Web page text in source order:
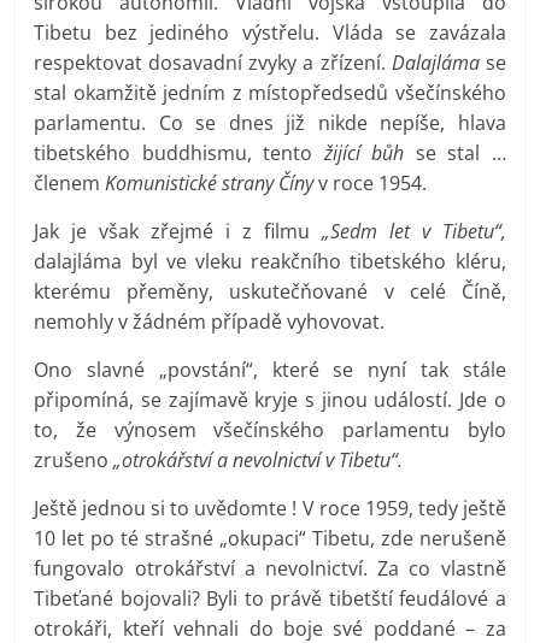
Tibetu bez jediného výstřelu. Vláda se zavázala
respektovat dosavadní zvyky a zřízení. Dalajlámase
stal okamžitě jedním z místopředsedů všečínského
parlamentu. Co se dnes již nikde nepíše, hlava
tibetského buddhismu, tentožijící bůh se stal …
členemKomunistické strany Čínyv roce 1954.
Jak je však zřejmé i z filmu „Sedm let v Tibetu“,
dalajláma byl ve vleku reakčního tibetského kléru,
kterému přeměny, uskutečňované v celé Číně,
nemohly v žádném případě vyhovovat.
Ono slavné „povstání“, které se nyní tak stále
připomíná, se zajímavě kryje s jinou událostí. Jde o
to, že výnosem všečínského parlamentu bylo
zrušeno„otrokářství a nevolnictví v Tibetu“.
Ještě jednou si to uvědomte ! V roce 1959, tedy ještě
10 let po té strašné „okupaci“ Tibetu, zde nerušeně
fungovalo otrokářství a nevolnictví. Za co vlastně
Tibeťané bojovali? Byli to právě tibetští feudálové a
otrokáři, kteří vehnali do boje své poddané – za